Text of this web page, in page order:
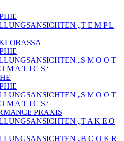
„T E M P L
„S M O O T
M A T I C S“
„S M O O T
M A T I C S“
PRAXIS
„T A K E O
„B O O K R